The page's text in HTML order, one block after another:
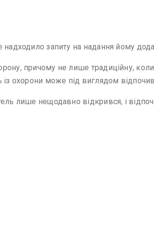
запиту на надання йому
причому не лише традиційну,
охорони може під виглядом
лише нещодавно відкрився, і